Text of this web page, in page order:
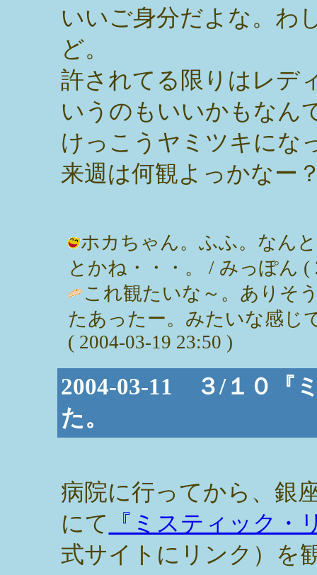
いいご身分だよな。わ
ど。
許されてる限りはレデ
いうのもいいかもなん
けっこうヤミツキにな
来週は何観よっかなー
ホカちゃん。ふふ。なん
とかね・・・。 / みっぽん (
これ観たいな～。ありそ
たあったー。みたいな感じ
( 2004-03-19 23:50 )
2004-03-11 ３/１０『
た。
病院に行ってから、銀
にて
『ミスティック・
式サイトにリンク）を